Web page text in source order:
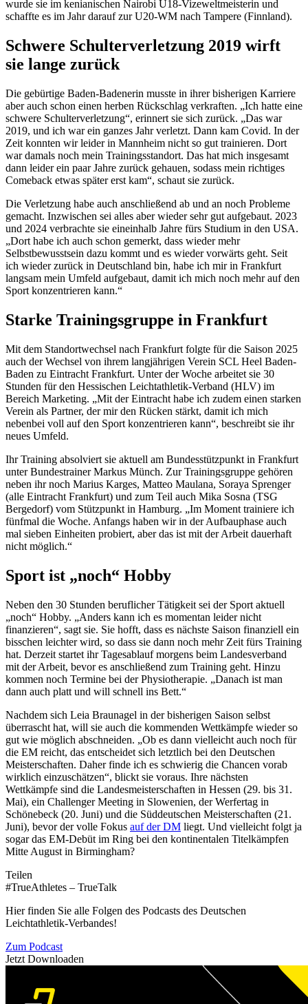
wurde sie im kenianischen Nairobi U18-Vizeweltmeisterin und
schaffte es im Jahr darauf zur U20-WM nach Tampere (Finnland).
Schwere Schulterverletzung 2019 wirft
sie lange zurück
Die gebürtige Baden-Badenerin musste in ihrer bisherigen Karriere
aber auch schon einen herben Rückschlag verkraften. „Ich hatte eine
schwere Schulterverletzung“, erinnert sie sich zurück. „Das war
2019, und ich war ein ganzes Jahr verletzt. Dann kam Covid. In der
Zeit konnten wir leider in Mannheim nicht so gut trainieren. Dort
war damals noch mein Trainingsstandort. Das hat mich insgesamt
dann leider ein paar Jahre zurück gehauen, sodass mein richtiges
Comeback etwas später erst kam“, schaut sie zurück.
Die Verletzung habe auch anschließend ab und an noch Probleme
gemacht. Inzwischen sei alles aber wieder sehr gut aufgebaut. 2023
und 2024 verbrachte sie eineinhalb Jahre fürs Studium in den USA.
„Dort habe ich auch schon gemerkt, dass wieder mehr
Selbstbewusstsein dazu kommt und es wieder vorwärts geht. Seit
ich wieder zurück in Deutschland bin, habe ich mir in Frankfurt
langsam mein Umfeld aufgebaut, damit ich mich noch mehr auf den
Sport konzentrieren kann.“
Starke Trainingsgruppe in Frankfurt
Mit dem Standortwechsel nach Frankfurt folgte für die Saison 2025
auch der Wechsel von ihrem langjährigen Verein SCL Heel Baden-
Baden zu Eintracht Frankfurt. Unter der Woche arbeitet sie 30
Stunden für den Hessischen Leichtathletik-Verband (HLV) im
Bereich Marketing. „Mit der Eintracht habe ich zudem einen starken
Verein als Partner, der mir den Rücken stärkt, damit ich mich
nebenbei voll auf den Sport konzentrieren kann“, beschreibt sie ihr
neues Umfeld.
Ihr Training absolviert sie aktuell am Bundesstützpunkt in Frankfurt
unter Bundestrainer Markus Münch. Zur Trainingsgruppe gehören
neben ihr noch Marius Karges, Matteo Maulana, Soraya Sprenger
(alle Eintracht Frankfurt) und zum Teil auch Mika Sosna (TSG
Bergedorf) vom Stützpunkt in Hamburg. „Im Moment trainiere ich
fünfmal die Woche. Anfangs haben wir in der Aufbauphase auch
mal sieben Einheiten probiert, aber das ist mit der Arbeit dauerhaft
nicht möglich.“
Sport ist „noch“ Hobby
Neben den 30 Stunden beruflicher Tätigkeit sei der Sport aktuell
„noch“ Hobby. „Anders kann ich es momentan leider nicht
finanzieren“, sagt sie. Sie hofft, dass es nächste Saison finanziell ein
bisschen leichter wird, so dass sie dann noch mehr Zeit fürs Training
hat. Derzeit startet ihr Tagesablauf morgens beim Landesverband
mit der Arbeit, bevor es anschließend zum Training geht. Hinzu
kommen noch Termine bei der Physiotherapie. „Danach ist man
dann auch platt und will schnell ins Bett.“
Nachdem sich Leia Braunagel in der bisherigen Saison selbst
überrascht hat, will sie auch die kommenden Wettkämpfe wieder so
gut wie möglich abschneiden. „Ob es dann vielleicht auch noch für
die EM reicht, das entscheidet sich letztlich bei den Deutschen
Meisterschaften. Daher finde ich es schwierig die Chancen vorab
wirklich einzuschätzen“, blickt sie voraus. Ihre nächsten
Wettkämpfe sind die Landesmeisterschaften in Hessen (29. bis 31.
Mai), ein Challenger Meeting in Slowenien, der Werfertag in
Schönebeck (20. Juni) und die Süddeutschen Meisterschaften (21.
Juni), bevor der volle Fokus auf der DM liegt. Und vielleicht folgt ja
sogar das EM-Debüt im Ring bei den kontinentalen Titelkämpfen
Mitte August in Birmingham?
Teilen
#TrueAthletes – TrueTalk
Hier finden Sie alle Folgen des Podcasts des Deutschen
Leichtathletik-Verbandes!
Zum Podcast
Jetzt Downloaden